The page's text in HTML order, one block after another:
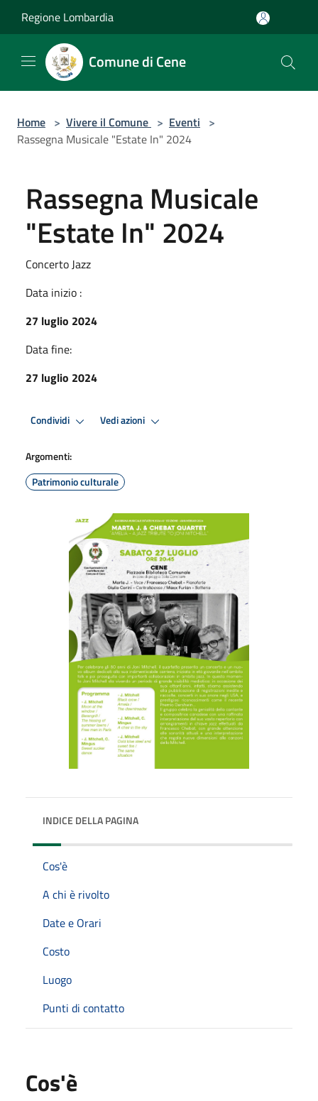
Regione Lombardia
Comune di Cene
Home > Vivere il Comune > Eventi >
Rassegna Musicale "Estate In" 2024
Rassegna Musicale
"Estate In" 2024
Concerto Jazz
Data inizio :
27 luglio 2024
Data fine:
27 luglio 2024
Condividi Vedi azioni
Argomenti:
Patrimonio culturale
INDICE DELLA PAGINA
Cos'è
A chi è rivolto
Date e Orari
Costo
Luogo
Punti di contatto
Cos'è